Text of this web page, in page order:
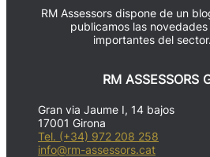
RM Assessors dispone de un
publicamos las
importantes del sector.
RM ASSESSORS
Gran via Jaume I, 14 bajos
17001 Girona
Tel. (+34) 972 208 258
info@rm-assessors.cat